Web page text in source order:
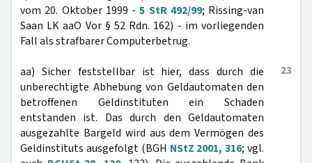
vom 20. Oktober 1999 -5 StR 492/99; Rissing-van
Saan LK aaO Vor § 52 Rdn. 162) - im vorliegenden
Fall als strafbarer Computerbetrug.
23
aa) Sicher feststellbar ist hier, dass durch die
unberechtigte Abhebung von Geldautomaten den
betroffenen Geldinstituten ein Schaden
entstanden ist. Das durch den Geldautomaten
ausgezahlte Bargeld wird aus dem Vermögen des
Geldinstituts ausgefolgt (BGH NStZ 2001, 316; vgl.